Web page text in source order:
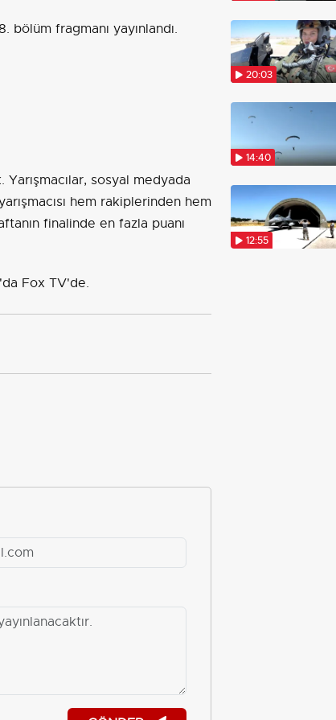
fragmanı yayınlandı.
sosyal medyada
hem rakiplerinden hem
finalinde en fazla puanı
Fox TV'de.
20:03
14:40
12:55